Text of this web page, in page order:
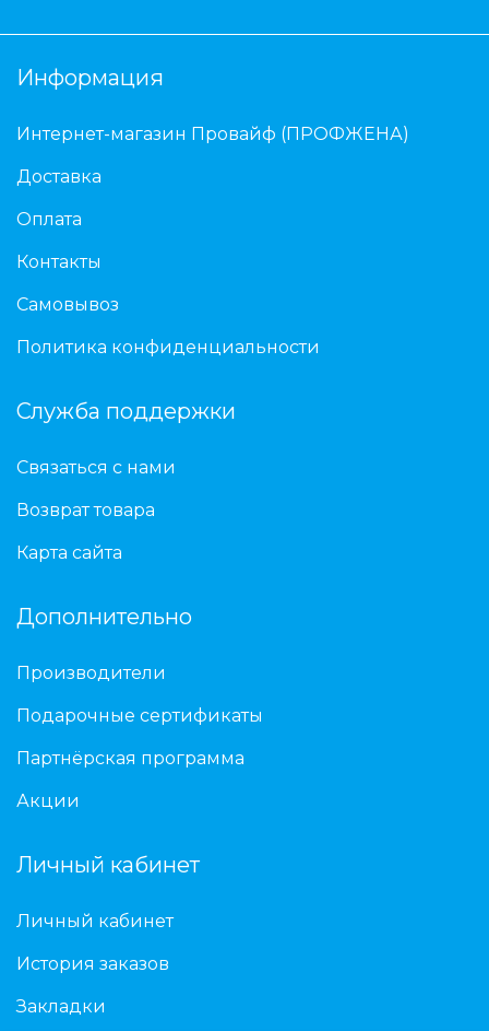
Информация
Интернет-магазин Провайф (ПРОФЖЕНА)
Доставка
Оплата
Контакты
Самовывоз
Политика конфиденциальности
Служба поддержки
Связаться с нами
Возврат товара
Карта сайта
Дополнительно
Производители
Подарочные сертификаты
Партнёрская программа
Акции
Личный кабинет
Личный кабинет
История заказов
Закладки